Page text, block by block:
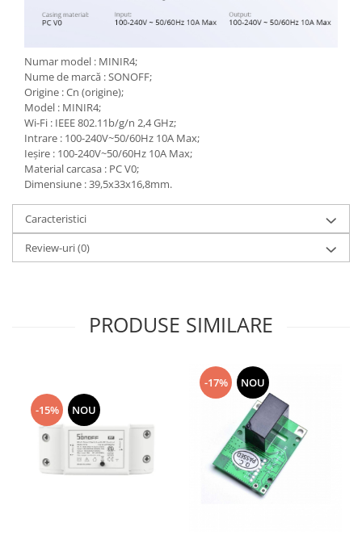
Intrerupatoare WiFi
Automatizari Draperii
Camere WiFi
Control Robineti WiFi
Sigurante automate
Conectica
Cabluri de alimentare
Elemente de protectie exterioara
Cabluri USB
Conectori
Amplificatoare de semnal
Cabluri de semnal
Clesti si patenti
Protectii cabluri
Numar model : MINIR4;
Nume de marcă : SONOFF;
Origine : Cn (origine);
Model : MINIR4;
Wi-Fi : IEEE 802.11b/g/n 2,4 GHz;
Intrare : 100-240V~50/60Hz 10A Max;
Ieșire : 100-240V~50/60Hz 10A Max;
Material carcasa : PC V0;
Dimensiune : 39,5x33x16,8mm.
Caracteristici
Review-uri(0)
PRODUSE SIMILARE
-15% NOU
-17% NOU